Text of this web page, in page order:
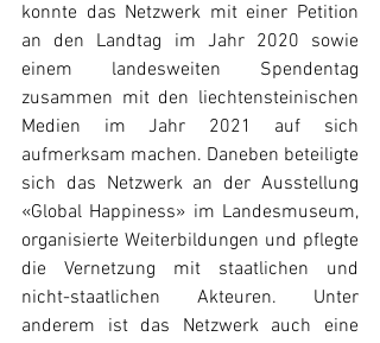
konnte das Netzwerk mit einer Petition
an den Landtag im Jahr 2020 sowie
einem landesweiten Spendentag
zusammen mit den liechtensteinischen
Medien im Jahr 2021 auf sich
aufmerksam machen. Daneben beteiligte
sich das Netzwerk an der Ausstellung
«Global Happiness» im Landesmuseum,
organisierte Weiterbildungen und pflegte
die Vernetzung mit staatlichen und
nicht-staatlichen Akteuren. Unter
anderem ist das Netzwerk auch eine